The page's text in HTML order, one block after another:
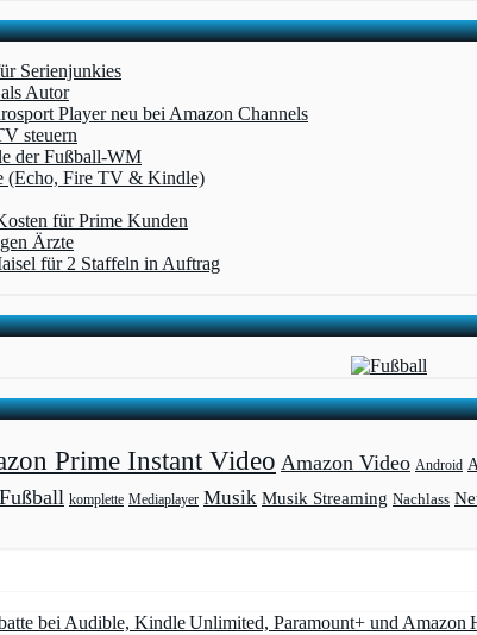
Serienjunkies
Autor
Player neu bei Amazon Channels
steuern
der Fußball-WM
(Echo, Fire TV & Kindle)
für Prime Kunden
Ärzte
für 2 Staffeln in Auftrag
Prime Instant Video Amazon Video Android
Fußball komplette Mediaplayer Musik Musik Streaming Nachlass
bei Audible, Kindle Unlimited, Paramount+ und Amazon